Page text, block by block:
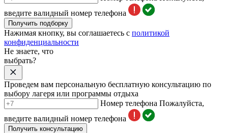
введите валидный номер телефона
Получить подборку
Нажимая кнопку, вы соглашаетесь с политикой
конфиденциальности
Не знаете, что
выбрать?
Проведем вам персональную бесплатную консультацию по
выбору лагеря или программы отдыха
Номер телефона Пожалуйста,
введите валидный номер телефона
Получить консультацию